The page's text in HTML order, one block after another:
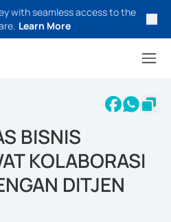
with seamless access to the
Learn More
BISNIS
KOLABORASI
DITJEN